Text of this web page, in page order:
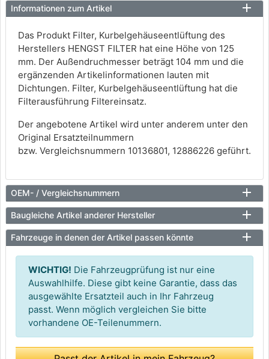
Informationen zum Artikel
Das Produkt Filter, Kurbelgehäuseentlüftung des
Herstellers HENGST FILTER hat eine Höhe von 125
mm. Der Außendruchmesser beträgt 104 mm und die
ergänzenden Artikelinformationen lauten mit
Dichtungen. Filter, Kurbelgehäuseentlüftung hat die
Filterausführung Filtereinsatz.
Der angebotene Artikel wird unter anderem unter den
Original Ersatzteilnummern
bzw. Vergleichsnummern 10136801, 12886226 geführt.
OEM- / Vergleichsnummern
Baugleiche Artikel anderer Hersteller
Fahrzeuge in denen der Artikel passen könnte
WICHTIG! Die Fahrzeugprüfung ist nur eine
Auswahlhilfe. Diese gibt keine Garantie, dass das
ausgewählte Ersatzteil auch in Ihr Fahrzeug
passt. Wenn möglich vergleichen Sie bitte
vorhandene OE-Teilenummern.